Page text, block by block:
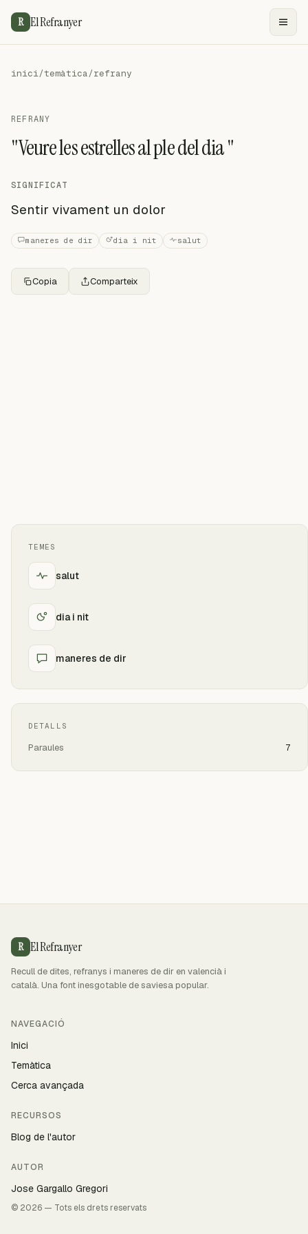
R El Refranyer
inici/temàtica/refrany
REFRANY
"Veure les estrelles al ple del dia "
SIGNIFICAT
Sentir vivament un dolor
maneres de dir dia i nit salut
Copia Comparteix
TEMES
salut
dia i nit
maneres de dir
DETALLS
Paraules 7
R El Refranyer
Recull de dites, refranys i maneres de dir en valencià i
català. Una font inesgotable de saviesa popular.
NAVEGACIÓ
Inici
Temàtica
Cerca avançada
RECURSOS
Blog de l'autor
AUTOR
Jose Gargallo Gregori
© 2026 — Tots els drets reservats